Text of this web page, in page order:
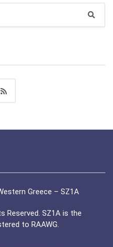
Greece – SZ1A
Reserved. SZ1A is the
to RAAWG.